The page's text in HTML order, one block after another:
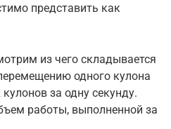
представить как
из чего складывается
одного кулона
за одну секунду.
работы, выполненной за